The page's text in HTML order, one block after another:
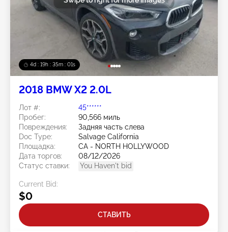
4d : 19h : 34m : 59s
2018 BMW X2 2.0L
Лот #:
45******
Пробег:
90,566 миль
Повреждения:
Задняя часть слева
Doc Type:
Salvage California
Площадка:
CA - NORTH HOLLYWOOD
Дата торгов:
08/12/2026
Статус ставки:
You Haven't bid
Current Bid:
$0
СТАВИТЬ